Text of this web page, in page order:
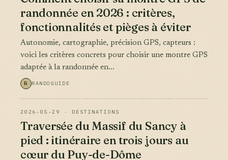
randonnée en 2026 : critères,
fonctionnalités et pièges à éviter
Autonomie, cartographie, précision GPS, capteurs :
voici les critères concrets pour choisir une montre GPS
adaptée à la randonnée en...
R RANDOGUIDE
2026-05-29 · DESTINATIONS
Traversée du Massif du Sancy à
pied : itinéraire en trois jours au
cœur du Puy-de-Dôme